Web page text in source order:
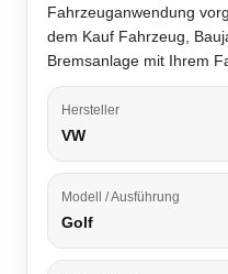
Fahrzeuganwendung
dem Kauf Fahrzeug,
Bremsanlage mit Ihrem
Hersteller
VW
Modell / Ausführung
Golf